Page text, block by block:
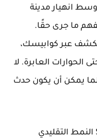
انهيار مدينة
ما جرى حقًا.
عبر كوابيسك،
الحوارات العابرة. لا
يمكن أن يكون حدث
لا تتبع لعبة Stygian: Outer Gods النمط التقليدي